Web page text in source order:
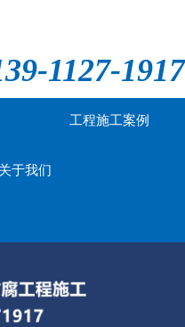
1127-1917
工程施工案例
关于我们